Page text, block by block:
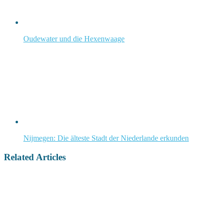
Oudewater und die Hexenwaage
Nijmegen: Die älteste Stadt der Niederlande erkunden
Related Articles